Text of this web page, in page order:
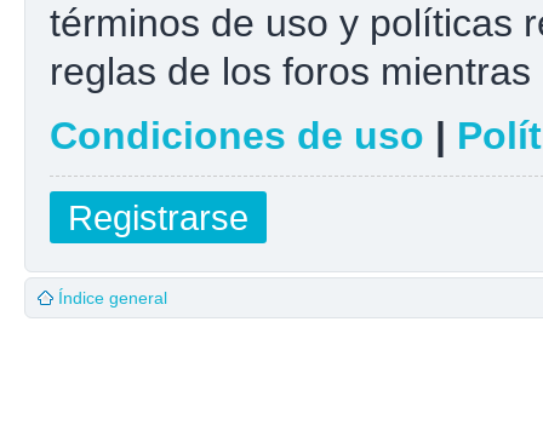
términos de uso y políticas
reglas de los foros
Condiciones de uso |
Registrarse
Índice general